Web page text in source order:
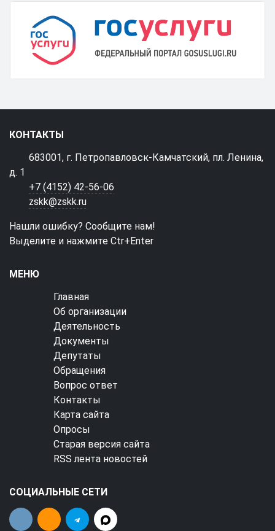
КОНТАКТЫ
683001, г. Петропавловск-Камчатский, пл. Ленина,
д. 1
+7 (4152) 42-56-06
zskk@zskk.ru
Нашли ошибку? Сообщите нам!
Выделите и нажмите Ctr+Enter
МЕНЮ
Главная
Об организации
Деятельность
Документы
Депутаты
Обращения
Вопрос ответ
Контакты
Карта сайта
Опросы
Старая версия сайта
RSS лента новостей
СОЦИАЛЬНЫЕ СЕТИ